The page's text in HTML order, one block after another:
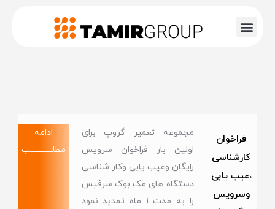
فراخوان
کارشناسی
،عیب یابی
وسرویس
مجموعه تعمیر گروپ برای
اولین بار فراخوان سرویس
رایگان وعیب یابی وکار شناسی
دستگاه های مک بوک سرفیس
را به مدت 1 ماه تمدید نمود
ادامه
مطلــــــــــــب